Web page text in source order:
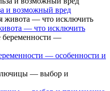
и возможный вред
— что исключить
— особенности и